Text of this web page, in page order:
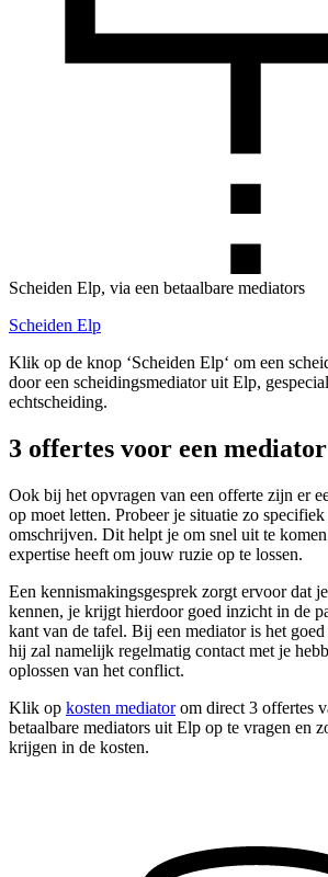
Scheiden Elp, via een betaalbare mediators
Scheiden Elp
Klik op de knop ‘Scheiden Elp‘ om een
door een scheidingsmediator uit Elp,
echtscheiding.
3 offertes voor een
Ook bij het opvragen van een offerte zijn er
op moet letten. Probeer je situatie zo
omschrijven. Dit helpt je om snel uit te
expertise heeft om jouw ruzie op te lossen.
Een kennismakingsgesprek zorgt ervoor dat
kennen, je krijgt hierdoor goed inzicht in de
kant van de tafel. Bij een mediator is het
hij zal namelijk regelmatig contact met je
oplossen van het conflict.
Klik op kosten mediatorom direct 3 offertes
betaalbare mediators uit Elp op te vragen en
krijgen in de kosten.